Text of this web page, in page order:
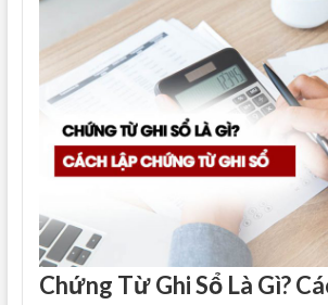
Chứng Từ Ghi Sổ Là Gì?